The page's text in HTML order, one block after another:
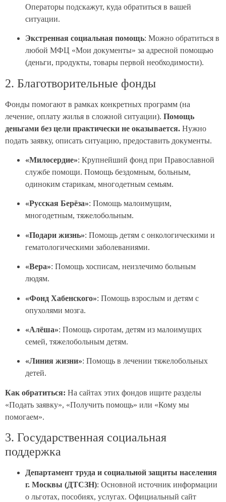
Операторы подскажут, куда обратиться в вашей
ситуации.
Экстренная социальная помощь: Можно обратиться в
любой МФЦ «Мои документы» за адресной помощью
(деньги, продукты, товары первой необходимости).
2. Благотворительные фонды
Фонды помогают в рамках конкретных программ (на
лечение, оплату жилья в сложной ситуации). Помощь
деньгами без цели практически не оказывается. Нужно
подать заявку, описать ситуацию, предоставить документы.
«Милосердие»: Крупнейший фонд при Православной
службе помощи. Помощь бездомным, больным,
одиноким старикам, многодетным семьям.
«Русская Берёза»: Помощь малоимущим,
многодетным, тяжелобольным.
«Подари жизнь»: Помощь детям с онкологическими и
гематологическими заболеваниями.
«Вера»: Помощь хосписам, неизлечимо больным
людям.
«Фонд Хабенского»: Помощь взрослым и детям с
опухолями мозга.
«Алёша»: Помощь сиротам, детям из малоимущих
семей, тяжелобольным детям.
«Линия жизни»: Помощь в лечении тяжелобольных
детей.
Как обратиться: На сайтах этих фондов ищите разделы
«Подать заявку», «Получить помощь» или «Кому мы
помогаем».
3. Государственная социальная
поддержка
Департамент труда и социальной защиты населения
г. Москвы (ДТСЗН): Основной источник информации
о льготах, пособиях, услугах. Официальный сайт